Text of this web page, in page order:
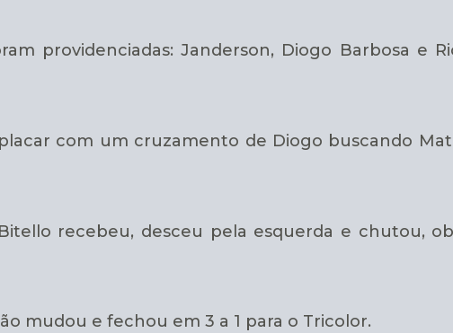
providenciadas: Janderson, Diogo Barbosa e
com um cruzamento de Diogo buscando
recebeu, desceu pela esquerda e chutou,
mudou e fechou em 3 a 1 para o Tricolor.